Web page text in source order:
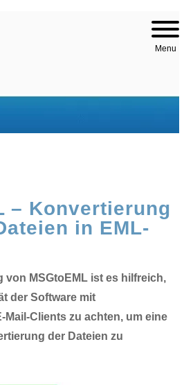
Menu
– Konvertierung
in EML-
von MSGtoEML ist es hilfreich,
der Software mit
Clients zu achten, um eine
der Dateien zu